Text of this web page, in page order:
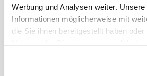
Werbung und Analysen weiter.
Informationen möglicherweise mit
die Sie ihnen bereitgestellt haben
ergänzt durch ein passendes
Mineralfutter. Zucker, hohe
Proteingehalte und Öl sind